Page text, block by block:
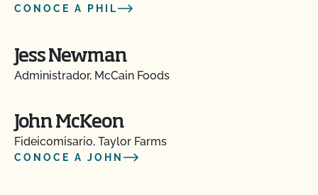
CONOCE A PHIL
Jess Newman
Administrador, McCain Foods
John McKeon
Fideicomisario, Taylor Farms
CONOCE A JOHN